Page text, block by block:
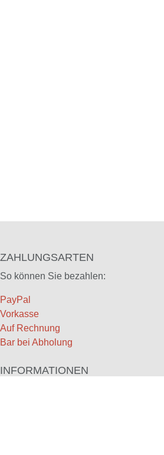
ZAHLUNGSARTEN
So können Sie bezahlen:
PayPal
Vorkasse
Auf Rechnung
Bar bei Abholung
INFORMATIONEN